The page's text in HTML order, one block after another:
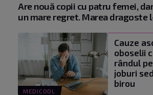
Are nouă copii cu patru femei,
un mare regret. Marea dragoste
MEDICOOL
Cauze
oboselii
rândul
joburi
birou